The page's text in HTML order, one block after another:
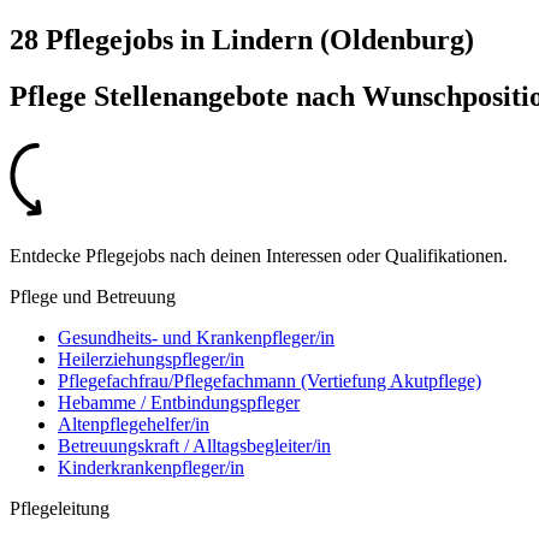
28 Pflegejobs in Lindern (Oldenburg)
Pflege Stellenangebote nach
Entdecke Pflegejobs nach deinen Interessen oder Qualifikationen.
Pflege und Betreuung
Gesundheits- und Krankenpfleger/in
Heilerziehungspfleger/in
Pflegefachfrau/Pflegefachmann (Vertiefung Akutpflege)
Hebamme / Entbindungspfleger
Altenpflegehelfer/in
Betreuungskraft / Alltagsbegleiter/in
Kinderkrankenpfleger/in
Pflegeleitung